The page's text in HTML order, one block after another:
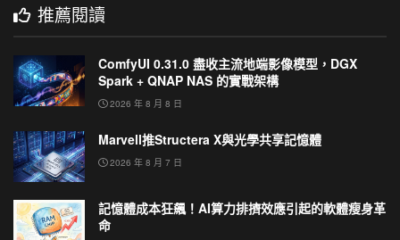
推薦閱讀
ComfyUI 0.31.0 盡收主流地端影像模型，DGX
Spark + QNAP NAS 的實戰架構
2026 年 8 月 8 日
Marvell推Structera X與光學共享記憶體
2026 年 8 月 7 日
記憶體成本狂飆！AI算力排擠效應引起的軟體瘦身革
命